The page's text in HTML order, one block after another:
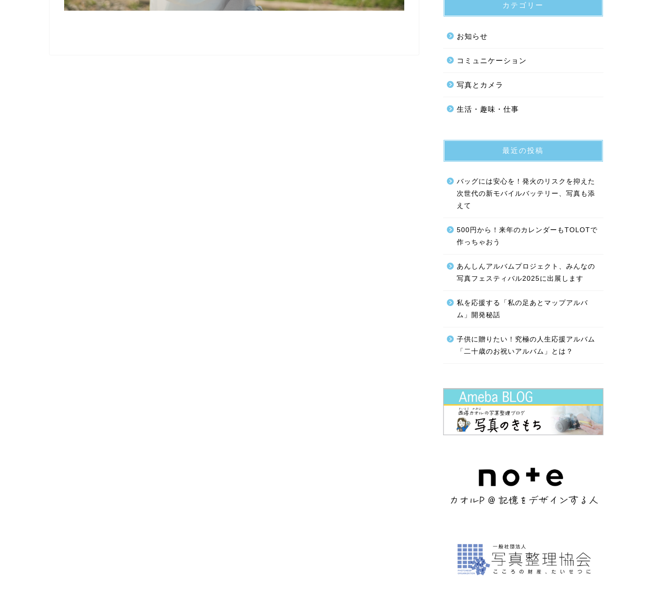
カテゴリー
お知らせ
コミュニケーション
写真とカメラ
生活・趣味・仕事
最近の投稿
バッグには安心を！発火のリスクを抑えた
次世代の新モバイルバッテリー、写真も添
えて
500円から！来年のカレンダーもTOLOTで
作っちゃおう
あんしんアルバムプロジェクト、みんなの
写真フェスティバル2025に出展します
私を応援する「私の足あとマップアルバ
ム」開発秘話
子供に贈りたい！究極の人生応援アルバム
「二十歳のお祝いアルバム」とは？